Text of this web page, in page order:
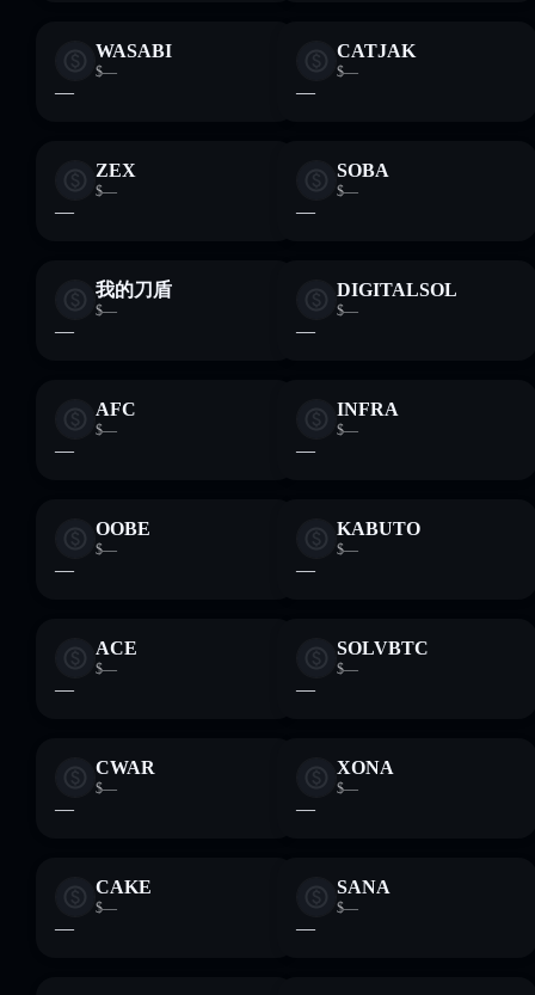
WASABI
$—
—
CATJAK
$—
—
ZEX
$—
—
SOBA
$—
—
我的刀盾
$—
—
DIGITALSOL
$—
—
AFC
$—
—
INFRA
$—
—
OOBE
$—
—
KABUTO
$—
—
ACE
$—
—
SOLVBTC
$—
—
CWAR
$—
—
XONA
$—
—
CAKE
$—
—
SANA
$—
—